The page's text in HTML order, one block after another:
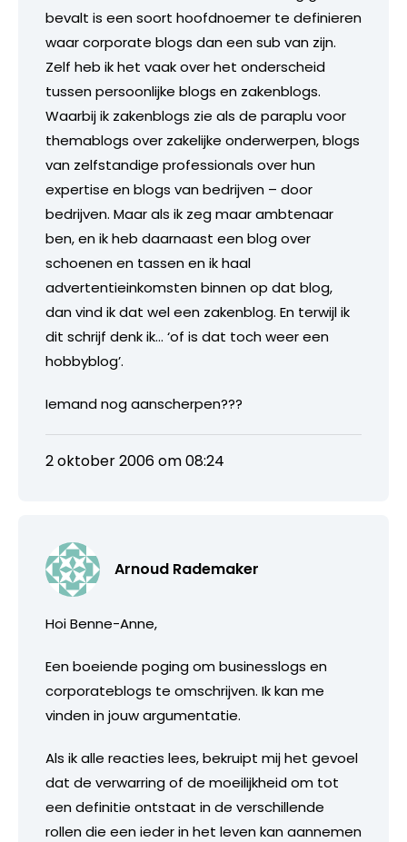
bevalt is een soort hoofdnoemer te definieren
waar corporate blogs dan een sub van zijn.
Zelf heb ik het vaak over het onderscheid
tussen persoonlijke blogs en zakenblogs.
Waarbij ik zakenblogs zie als de paraplu voor
themablogs over zakelijke onderwerpen, blogs
van zelfstandige professionals over hun
expertise en blogs van bedrijven – door
bedrijven. Maar als ik zeg maar ambtenaar
ben, en ik heb daarnaast een blog over
schoenen en tassen en ik haal
advertentieinkomsten binnen op dat blog,
dan vind ik dat wel een zakenblog. En terwijl ik
dit schrijf denk ik… ‘of is dat toch weer een
hobbyblog’.
Iemand nog aanscherpen???
2 oktober 2006 om 08:24
Arnoud Rademaker
Hoi Benne-Anne,
Een boeiende poging om businesslogs en
corporateblogs te omschrijven. Ik kan me
vinden in jouw argumentatie.
Als ik alle reacties lees, bekruipt mij het gevoel
dat de verwarring of de moeilijkheid om tot
een definitie ontstaat in de verschillende
rollen die een ieder in het leven kan aannemen